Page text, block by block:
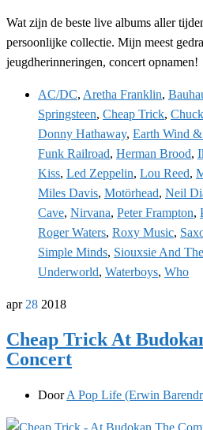
Wat zijn de beste live albums aller
persoonlijke collectie. Mijn meest
jeugdherinneringen, concert opnamen!
AC/DC, Aretha Franklin,
Springsteen, Cheap Trick,
Donny Hathaway, Earth Wind
Funk Railroad, Herman Brood,
Kiss, Led Zeppelin, Lou Reed,
Miles Davis, Motörhead, Neil
Cave, Nirvana, Peter Frampton,
Roger Waters, Roxy Music,
Simple Minds, Siouxsie And
Underworld, Waterboys, Who
apr 28 2018
Cheap Trick At
Concert
DoorA Pop Life (Erwin